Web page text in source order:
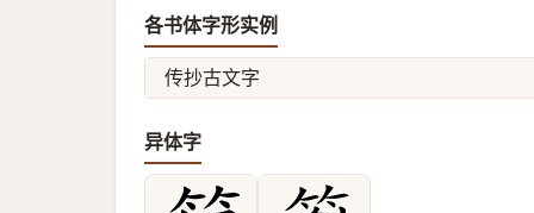
各书体字形实例
传抄古文字
异体字